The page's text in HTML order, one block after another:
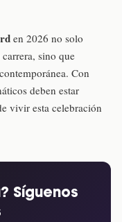
en 2026 no solo
sino que
Con
deben estar
vivir esta celebración
Síguenos